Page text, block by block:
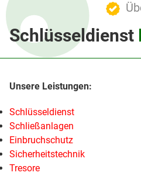
Schlüsseldienst
Schlüsseldienst
Schließanlagen
Einbruchschutz
Sicherheitstechnik
Tresore